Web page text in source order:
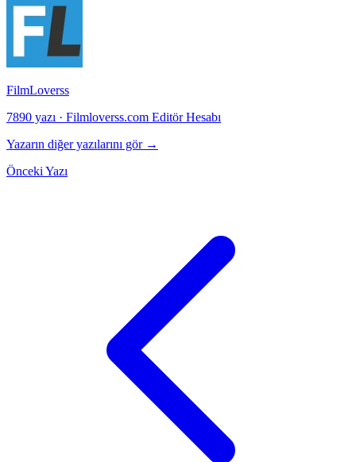
FilmLoverss
7890 yazı · Filmloverss.com Editör Hesabı
Yazarın diğer yazılarını gör →
Önceki Yazı